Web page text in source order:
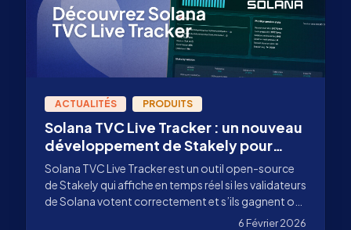
ACTUALITÉS PRODUITS
Solana TVC Live Tracker : un nouveau
développement de Stakely pour
améliorer la surveillance des
validateurs sur Solana
Solana TVC Live Tracker est un outil open-source
de Stakely qui affiche en temps réel si les validateurs
de Solana votent correctement et s’ils gagnent ou
perdent des crédits, le tout sans avoir besoin6 Février 2026